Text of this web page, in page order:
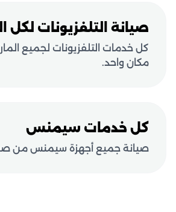
صيانة التلفزيونات لكل
كل خدمات التلفزيونات لجميع
مكان واحد.
كل خدمات سيمنس
صيانة جميع أجهزة سيمنس من